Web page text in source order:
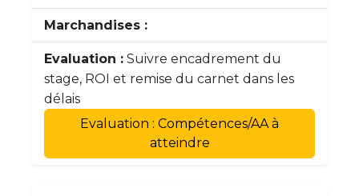
Marchandises :
Evaluation : Suivre encadrement du
stage, ROI et remise du carnet dans les
délais
Evaluation : Compétences/AA à
atteindre